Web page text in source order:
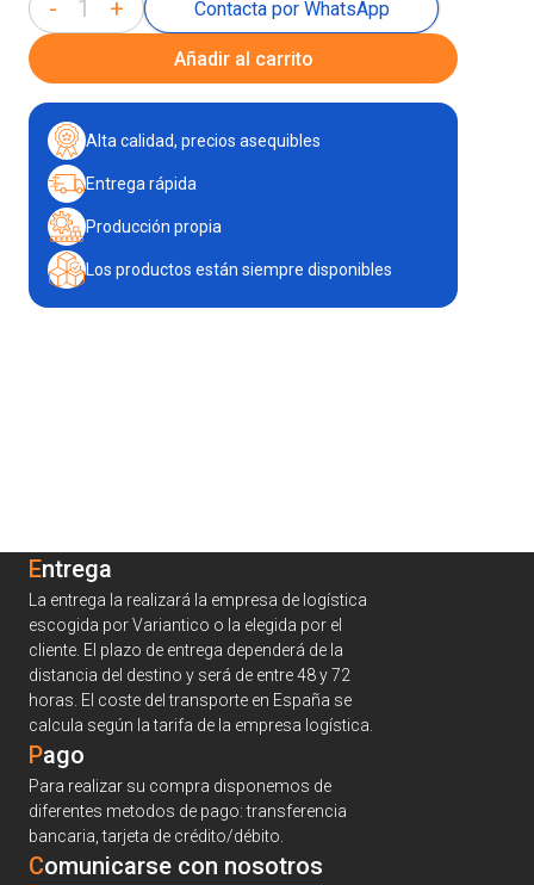
- + Contacta por WhatsApp
Añadir al carrito
Alta calidad, precios asequibles
Entrega rápida
Producción propia
Los productos están siempre disponibles
Entrega
La entrega la realizará la empresa de logística
escogida por Variantico o la elegida por el
cliente. El plazo de entrega dependerá de la
distancia del destino y será de entre 48 y 72
horas. El coste del transporte en España se
calcula según la tarifa de la empresa logística.
Pago
Para realizar su compra disponemos de
diferentes metodos de pago: transferencia
bancaria, tarjeta de crédito/débito.
Comunicarse con nosotros